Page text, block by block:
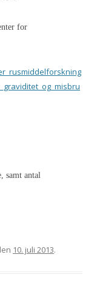
for
samt antal
10. juli 2013.